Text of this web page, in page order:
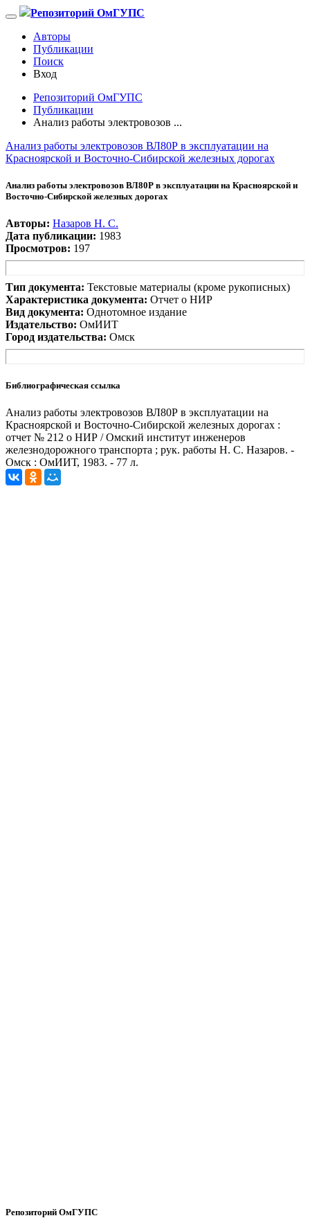
Репозиторий ОмГУПС
Авторы
Публикации
Поиск
Вход
Репозиторий ОмГУПС
Публикации
Анализ работы электровозов ...
Анализ работы электровозов ВЛ80Р в эксплуатации на
Красноярской и Восточно-Сибирской железных дорогах
Анализ работы электровозов ВЛ80Р в эксплуатации на Красноярской и
Восточно-Сибирской железных дорогах
Авторы: Назаров Н. С.
Дата публикации: 1983
Просмотров: 197
Тип документа: Текстовые материалы (кроме рукописных)
Характеристика документа: Отчет о НИР
Вид документа: Однотомное издание
Издательство: ОмИИТ
Город издательства: Омск
Библиографическая ссылка
Анализ работы электровозов ВЛ80Р в эксплуатации на
Красноярской и Восточно-Сибирской железных дорогах :
отчет № 212 о НИР / Омский институт инженеров
железнодорожного транспорта ; рук. работы Н. С. Назаров. -
Омск : ОмИИТ, 1983. - 77 л.
Репозиторий ОмГУПС